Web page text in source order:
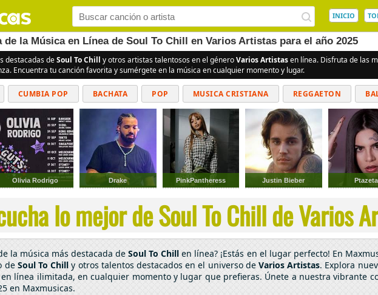
INICIO
la Música en Línea de Soul To Chill en Varios Artistas para el año 2025
destacadas deSoul To Chill y otros artistas talentosos en el géneroVarios Artistasen línea. Disfruta de las
Encuentra tu canción favorita y sumérgete en la música en cualquier momento y lugar.
CUMBIA POP BACHATA POP MUSICA CRISTIANA REGGAETON
CUMBIAS
Olivia Rodrigo Drake PinkPantheress Justin Bieber Ptazeta
lo mejor de Soul To Chill de Varios
la música más destacada deSoul To Chill en línea? ¡Estás en el lugar perfecto! En
de Soul To Chill y otros talentos destacados en el universo deVarios Artistas. Explora
línea ilimitada, en cualquier momento y lugar que prefieras. Únete a nuestra vibrante
en Maxmusicas.